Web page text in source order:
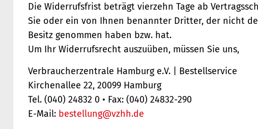
Die Widerrufsfrist beträgt vierzehn Tage ab
Sie oder ein von Ihnen benannter Dritter, der nicht
Besitz genommen haben bzw. hat.
Um Ihr Widerrufsrecht auszuüben, müssen Sie uns,
Verbraucherzentrale Hamburg e.V. | Bestellservice
Kirchenallee 22, 20099 Hamburg
Tel. (040) 24832 0 • Fax: (040) 24832-290
E-Mail: bestellung@vzhh.de